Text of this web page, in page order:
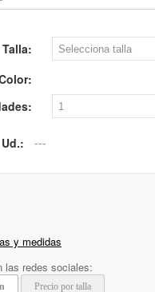
Talla:
y medidas
las redes sociales:
Precio por talla